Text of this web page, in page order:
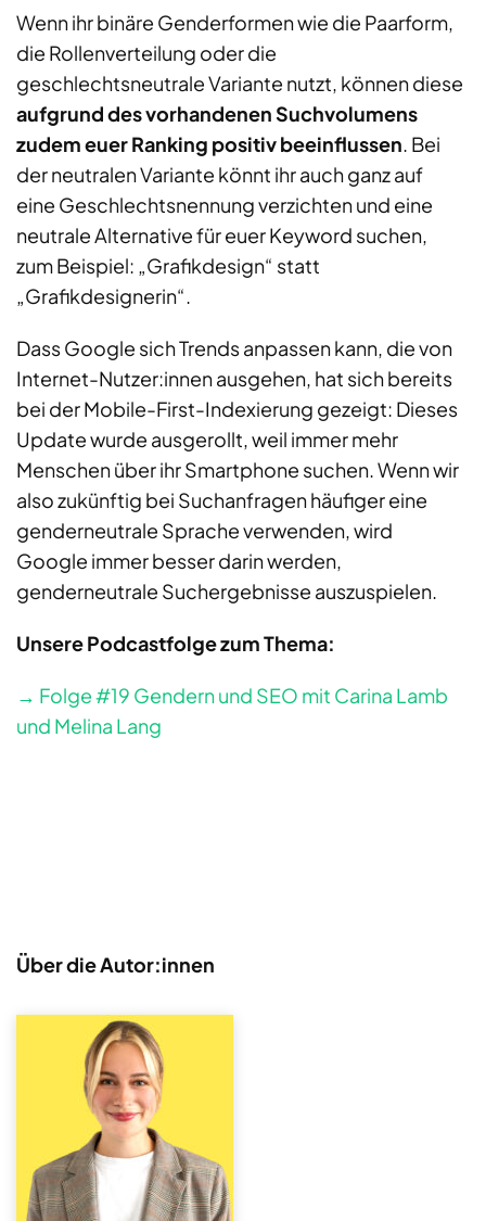
Wenn ihr binäre Genderformen wie die Paarform,
die Rollenverteilung oder die
geschlechtsneutrale Variante nutzt, können diese
aufgrund des vorhandenen Suchvolumens
zudem euer Ranking positiv beeinflussen. Bei
der neutralen Variante könnt ihr auch ganz auf
eine Geschlechtsnennung verzichten und eine
neutrale Alternative für euer Keyword suchen,
zum Beispiel: „Grafikdesign“ statt
„Grafikdesignerin“.
Dass Google sich Trends anpassen kann, die von
Internet-Nutzer:innen ausgehen, hat sich bereits
bei der Mobile-First-Indexierung gezeigt: Dieses
Update wurde ausgerollt, weil immer mehr
Menschen über ihr Smartphone suchen. Wenn wir
also zukünftig bei Suchanfragen häufiger eine
genderneutrale Sprache verwenden, wird
Google immer besser darin werden,
genderneutrale Suchergebnisse auszuspielen.
Unsere Podcastfolge zum Thema:
→ Folge #19 Gendern und SEO mit Carina Lamb
und Melina Lang
Über die Autor:innen